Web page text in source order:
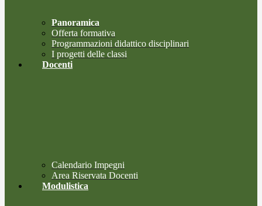
Panoramica
Offerta formativa
Programmazioni didattico disciplinari
I progetti delle classi
Docenti
Calendario Impegni
Area Riservata Docenti
Modulistica